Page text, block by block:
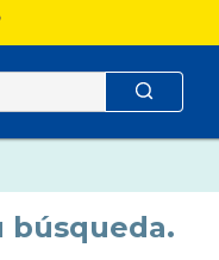
búsqueda.